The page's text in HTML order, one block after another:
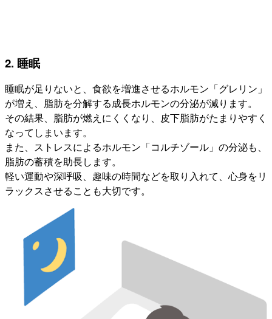
2. 睡眠
睡眠が足りないと、食欲を増進させるホルモン「グレリン」
が増え、脂肪を分解する成長ホルモンの分泌が減ります。
その結果、脂肪が燃えにくくなり、皮下脂肪がたまりやすく
なってしまいます。
また、ストレスによるホルモン「コルチゾール」の分泌も、
脂肪の蓄積を助長します。
軽い運動や深呼吸、趣味の時間などを取り入れて、心身をリ
ラックスさせることも大切です。